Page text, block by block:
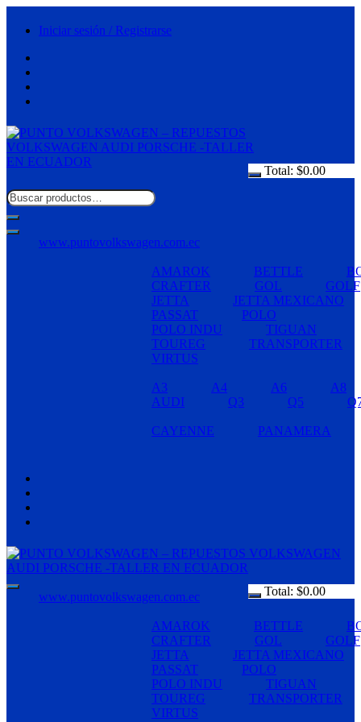
Iniciar sesión / Registrarse
Total: $0.00
www.puntovolkswagen.com.ec
AMAROK BETTLE
CRAFTER
GOL
GOLF
JETTA
JETTA MEXICANO
PASSAT
POLO
POLO INDU
TIGUAN
TOUREG
TRANSPORTER
VIRTUS
A3 A4 A6
A8
AUDI
Q3 Q5
CAYENNE PANAMERA
Total: $0.00
www.puntovolkswagen.com.ec
AMAROK BETTLE
CRAFTER
GOL
GOLF
JETTA
JETTA MEXICANO
PASSAT
POLO
POLO INDU
TIGUAN
TOUREG
TRANSPORTER
VIRTUS